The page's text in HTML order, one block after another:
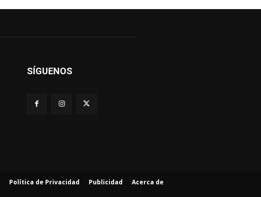
SÍGUENOS
Política de Privacidad Publicidad Acerca de